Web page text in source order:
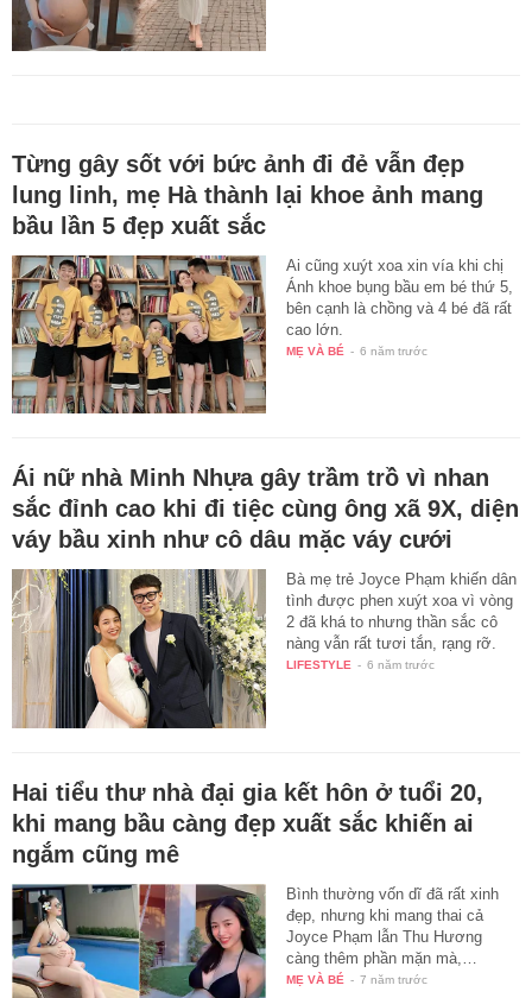
Từng gây sốt với bức ảnh đi đẻ vẫn đẹp
lung linh, mẹ Hà thành lại khoe ảnh mang
bầu lần 5 đẹp xuất sắc
Ai cũng xuýt xoa xin vía khi chị
Ánh khoe bụng bầu em bé thứ 5,
bên cạnh là chồng và 4 bé đã rất
cao lớn.
MẸ VÀ BÉ - 6 năm trước
Ái nữ nhà Minh Nhựa gây trầm trồ vì nhan
sắc đỉnh cao khi đi tiệc cùng ông xã 9X, diện
váy bầu xinh như cô dâu mặc váy cưới
Bà mẹ trẻ Joyce Phạm khiến dân
tình được phen xuýt xoa vì vòng
2 đã khá to nhưng thần sắc cô
nàng vẫn rất tươi tắn, rạng rỡ.
LIFESTYLE - 6 năm trước
Hai tiểu thư nhà đại gia kết hôn ở tuổi 20,
khi mang bầu càng đẹp xuất sắc khiến ai
ngắm cũng mê
Bình thường vốn dĩ đã rất xinh
đẹp, nhưng khi mang thai cả
Joyce Phạm lẫn Thu Hương
càng thêm phần mặn mà,…
MẸ VÀ BÉ - 7 năm trước